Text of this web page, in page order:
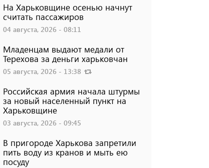
На Харьковщине осенью начнут
считать пассажиров
04 августа, 2026 - 08:11
Младенцам выдают медали от
Терехова за деньги харьковчан
05 августа, 2026 - 13:38
Российская армия начала штурмы
за новый населенный пункт на
Харьковщине
03 августа, 2026 - 09:45
В пригороде Харькова запретили
пить воду из кранов и мыть ею
посуду